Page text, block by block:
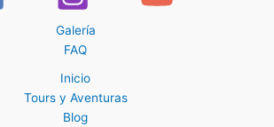
Galería
FAQ
Inicio
Tours y Aventuras
Blog